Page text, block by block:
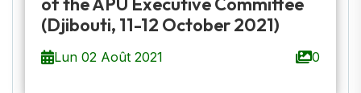
(Djibouti, 11-12 October 2021)
Lun 02 Août 2021 0